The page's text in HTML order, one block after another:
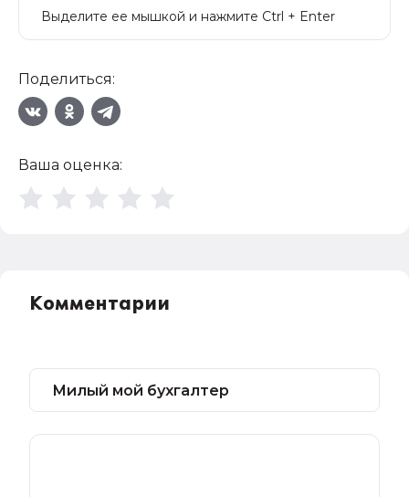
Выделите ее мышкой и нажмите Ctrl + Enter
Поделиться:
Ваша оценка:
Комментарии